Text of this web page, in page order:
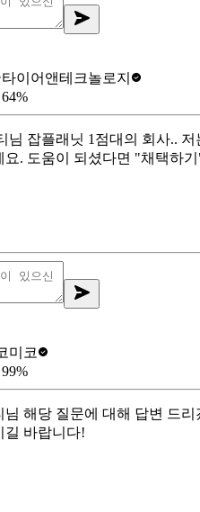
이어앤테크놀로지
64%
님 잡플래닛 1점대의 회사..
요. 도움이 되셨다면 "채택하
미코
99%
님 해당 질문에 대해 답변 드
길 바랍니다!